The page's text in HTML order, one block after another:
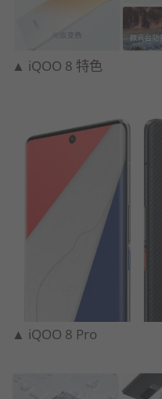
▲ iQOO 8 特色
▲ iQOO 8 Pro